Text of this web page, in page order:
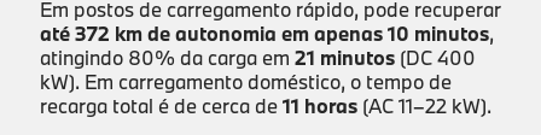
Em postos de carregamento rápido, pode recuperar
até 372 km de autonomia em apenas 10 minutos,
atingindo 80% da carga em 21 minutos(DC 400
kW). Em carregamento doméstico, o tempo de
recarga total é de cerca de11 horas(AC 11–22 kW).